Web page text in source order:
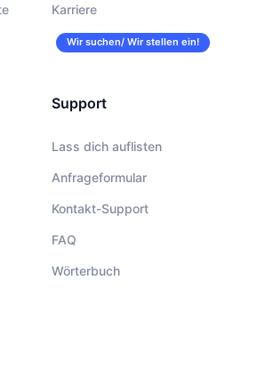
Karriere
Wir suchen/ Wir stellen ein!
Support
Lass dich auflisten
Anfrageformular
Kontakt-Support
FAQ
Wörterbuch